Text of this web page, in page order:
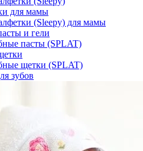
для мамы
(Sleepy) для мамы
и гели
пасты (SPLAT)
щетки (SPLAT)
зубов